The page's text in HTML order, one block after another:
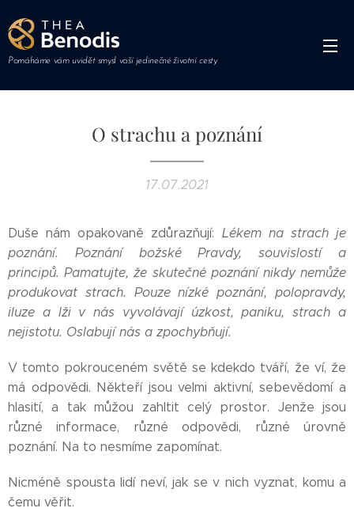
Pomáháme vám uvidět smysl vaší jedinečné životní cesty
O strachu a poznání
17.07.2021
Duše nám opakovaně zdůrazňují: Lékem na strach je
poznání.
Poznání božské Pravdy, souvislostí a
principů.Pamatujte, že skutečné poznání nikdy nemůže
produkovat strach. Pouze nízké poznání, polopravdy,
iluze a lži v nás vyvolávají úzkost, paniku, strach a
nejistotu. Oslabují nás a zpochybňují.
V tomto pokrouceném světě se kdekdo tváří, že ví, že
má odpovědi. Někteří jsou velmi aktivní, sebevědomí a
hlasití, a tak můžou zahltit celý prostor. Jenže jsou
různé informace, různé odpovědi, různé úrovně
poznání. Na to nesmíme zapomínat.
Nicméně spousta lidí neví, jak se v nich vyznat, komu a
čemu věřit.